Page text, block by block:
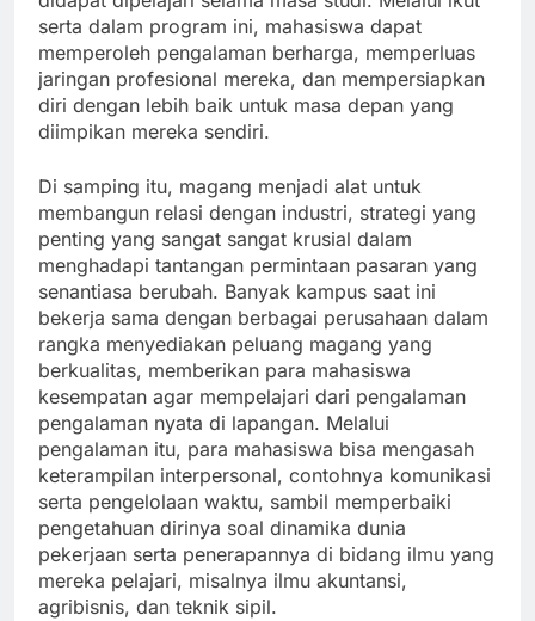
serta dalam program ini, mahasiswa dapat
memperoleh pengalaman berharga, memperluas
jaringan profesional mereka, dan mempersiapkan
diri dengan lebih baik untuk masa depan yang
diimpikan mereka sendiri.
Di samping itu, magang menjadi alat untuk
membangun relasi dengan industri, strategi yang
penting yang sangat sangat krusial dalam
menghadapi tantangan permintaan pasaran yang
senantiasa berubah. Banyak kampus saat ini
bekerja sama dengan berbagai perusahaan dalam
rangka menyediakan peluang magang yang
berkualitas, memberikan para mahasiswa
kesempatan agar mempelajari dari pengalaman
pengalaman nyata di lapangan. Melalui
pengalaman itu, para mahasiswa bisa mengasah
keterampilan interpersonal, contohnya komunikasi
serta pengelolaan waktu, sambil memperbaiki
pengetahuan dirinya soal dinamika dunia
pekerjaan serta penerapannya di bidang ilmu yang
mereka pelajari, misalnya ilmu akuntansi,
agribisnis, dan teknik sipil.